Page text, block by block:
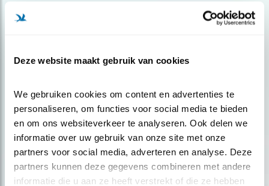
Deze website maakt gebruik van cookies
We gebruiken cookies om content en advertenties te
personaliseren, om functies voor social media te bieden
en om ons websiteverkeer te analyseren. Ook delen we
informatie over uw gebruik van onze site met onze
partners voor social media, adverteren en analyse. Deze
partners kunnen deze gegevens combineren met andere
informatie die u aan ze heeft verstrekt of die ze hebben
Meld je aan en ontvang nieuws, inspiratie, acties en tips
over vogels en activiteiten van Vogelbescherming.